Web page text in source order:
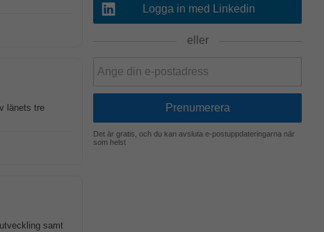
länets tre
samt
Logga in med Linkedin
eller
Det är gratis, och du kan avsluta e-postuppdateringarna när
som helst